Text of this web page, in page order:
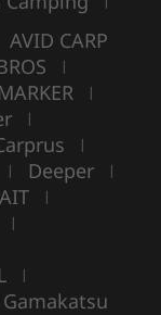
AVID CARP
|
|
|
|
| Deeper |
|
|
|
Gamakatsu